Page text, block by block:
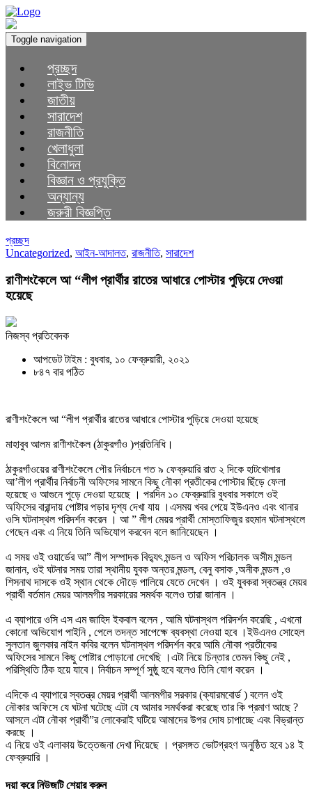
Toggle navigation
প্রচ্ছদ
লাইভ টিভি
জাতীয়
সারাদেশ
রাজনীতি
খেলাধুলা
বিনোদন
বিজ্ঞান ও প্রযুক্তি
অন্যান্য
জরুরী বিজ্ঞপ্তি
প্রচ্ছদ
Uncategorized, আইন-আদালত, রাজনীতি, সারাদেশ
রাণীশংকৈলে আ “লীগ প্রার্থীর রাতের আধারে পোস্টার পুড়িয়ে দেওয়া
হয়েছে
নিজস্ব প্রতিবেদক
আপডেট টাইম : বুধবার, ১০ ফেব্রুয়ারী, ২০২১
৮৪৭ বার পঠিত
রাণীশংকৈলে আ “লীগ প্রার্থীর রাতের আধারে পোস্টার পুড়িয়ে দেওয়া হয়েছে
মাহাবুব আলম রাণীশংকৈল (ঠাকুরগাঁও )প্রতিনিধি।
ঠাকুরগাঁওয়ের রাণীশংকৈলে পৌর নির্বাচনে গত ৯ ফেব্রুয়ারি রাত ২ দিকে হাটখোলার
আ’লীগ প্রার্থীর নির্বাচনী অফিসের সামনে কিছু নৌকা প্রতীকের পোস্টার ছিঁড়ে ফেলা
হয়েছে ও আগুনে পুড়ে দেওয়া হয়েছে । পরদিন ১০ ফেব্রুয়ারি বুধবার সকালে ওই
অফিসের বারান্দায় পোষ্টার পড়ার দৃশ্য দেখা যায় ।এসময় খবর পেয়ে ইউএনও এবং থানার
ওসি ঘটনাস্থল পরিদর্শন করেন । আ ” লীগ মেয়র প্রার্থী মোস্তাফিজুর রহমান ঘটনাস্থলে
গেছেন এবং এ নিয়ে তিনি অভিযোগ করবেন বলে জানিয়েছেন ।
এ সময় ওই ওয়ার্ডের আ” লীগ সম্পাদক বিদ্যুৎ মন্ডল ও অফিস পরিচালক অসীম মন্ডল
জানান, ওই ঘটনার সময় তারা স্থানীয় যুবক অন্তর মন্ডল, বেনু বসাক ,অনীক মন্ডল ,ও
শিসনাথ দাসকে ওই স্থান থেকে দৌড়ে পালিয়ে যেতে দেখেন । ওই যুবকরা স্বতন্ত্র মেয়র
প্রার্থী বর্তমান মেয়র আলমগীর সরকারের সমর্থক বলেও তারা জানান ।
এ ব্যাপারে ওসি এস এম জাহিদ ইকবাল বলেন , আমি ঘটনাস্থল পরিদর্শন করেছি , এখনো
কোনো অভিযোগ পাইনি , পেলে তদন্ত সাপেক্ষে ব্যবস্থা নেওয়া হবে ।ইউএনও সোহেল
সুলতান জুলকার নাইন কবির বলেন ঘটনাস্থল পরিদর্শন করে আমি নৌকা প্রতীকের
অফিসের সামনে কিছু পোষ্টার পোড়ানো দেখেছি ।এটা নিয়ে চিন্তার তেমন কিছু নেই ,
পরিস্থিতি ঠিক হয়ে যাবে। নির্বাচন সম্পূর্ণ সুষ্ঠু হবে বলেও তিনি যোগ করেন ।
এদিকে এ ব্যাপারে স্বতন্ত্র মেয়র প্রার্থী আলমগীর সরকার (ক্যারমবোর্ড ) বলেন ওই
নৌকার অফিসে যে ঘটনা ঘটেছে এটা যে আমার সমর্থকরা করেছে তার কি প্রমাণ আছে ?
আসলে এটা নৌকা প্রার্থী”র লোকেরাই ঘটিয়ে আমাদের উপর দোষ চাপাচ্ছে এবং বিভ্রান্ত
করছে ।
এ নিয়ে ওই এলাকায় উত্তেজনা দেখা দিয়েছে । প্রসঙ্গত ভোটগ্রহণ অনুষ্ঠিত হবে ১৪ ই
ফেব্রুয়ারি ।
দয়া করে নিউজটি শেয়ার করুন